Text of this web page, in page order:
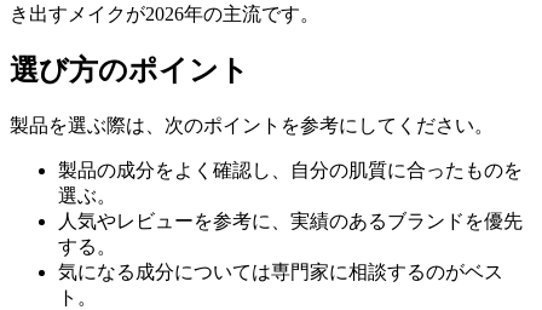
き出すメイクが2026年の主流です。
選び方のポイント
製品を選ぶ際は、次のポイントを参考にしてください。
製品の成分をよく確認し、自分の肌質に合ったものを
選ぶ。
人気やレビューを参考に、実績のあるブランドを優先
する。
気になる成分については専門家に相談するのがベス
ト。